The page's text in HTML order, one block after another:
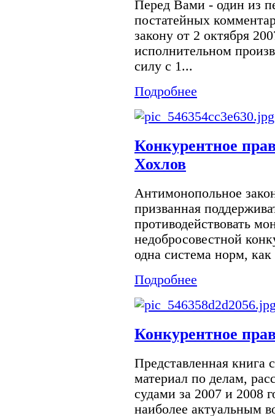
Перед Вами - один из
постатейных
закону от 2 октября
исполнительном
силу с 1...
Подробнее
Конкурентное
Хохлов
Антимонопольное
призванная
противодействовать
недобросовестной
одна система норм,
Подробнее
Конкурентное
Представленная книга
материал по делам,
судами за 2007 и 2008
наиболее актуальным